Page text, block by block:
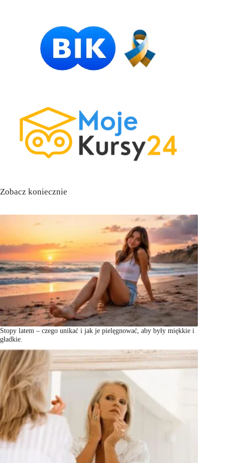
Zobacz koniecznie
Stopy latem – czego unikać i jak je pielęgnować, aby były miękkie i
gładkie.